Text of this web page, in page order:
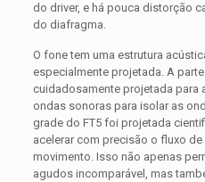
do driver, e há pouca distorção
do diafragma.
O fone tem uma estrutura
especialmente projetada. A
cuidadosamente projetada para
ondas sonoras para isolar as
grade do FT5 foi projetada
acelerar com precisão o fluxo
movimento. Isso não apenas
agudos incomparável, mas